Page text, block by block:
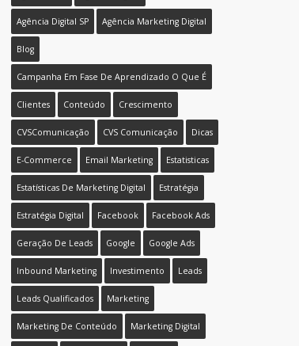
Agência Digital SP Agência Marketing Digital
Blog
Campanha Em Fase De Aprendizado O Que É
Clientes Conteúdo Crescimento
CVSComunicação CVS Comunicação Dicas
E-Commerce Email Marketing Estatisticas
Estatísticas De Marketing Digital Estratégia
Estratégia Digital Facebook Facebook Ads
Geração De Leads Google Google Ads
Inbound Marketing Investimento Leads
Leads Qualificados Marketing
Marketing De Conteúdo Marketing Digital